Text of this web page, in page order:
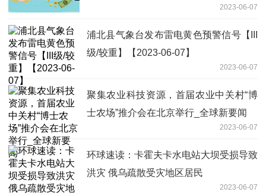
2023-06-07
浦北县气象台发布雷电黄色预警信号【III
级/较重】【2023-06-07】
2023-06-07
聚集农业科技资源，首届农业中关村“博
士农场”推介会在北京举行_全球新要闻
2023-06-07
环球速读：卡霍夫卡水电站大坝受损导致
洪灾 俄乌疏散受灾地区居民
2023-06-07